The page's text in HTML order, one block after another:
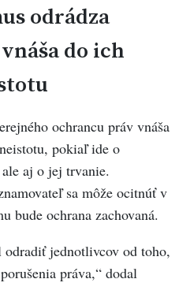
odrádza
do ich
ochrancu práv vnáša
pokiaľ ide o
aj o jej trvanie.
sa môže ocitnúť v
bude ochrana zachovaná.
odradiť jednotlivcov od toho,
práva,“ dodal